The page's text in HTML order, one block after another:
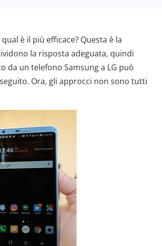
è il più efficace? Questa è la
la risposta adeguata, quindi
un telefono Samsung a LG può
Ora, gli approcci non sono tutti